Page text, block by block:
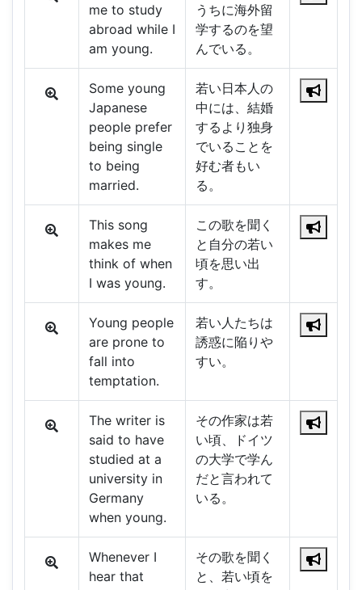
me to study
abroad while I
am young.
うちに海外留
学するのを望
んでいる。
Some young
Japanese
people prefer
being single
to being
married.
若い日本人の
中には、結婚
するより独身
でいることを
好む者もい
る。
This song
makes me
think of when
I was young.
この歌を聞く
と自分の若い
頃を思い出
す。
Young people
are prone to
fall into
temptation.
若い人たちは
誘惑に陥りや
すい。
The writer is
said to have
studied at a
university in
Germany
when young.
その作家は若
い頃、ドイツ
の大学で学ん
だと言われて
いる。
Whenever I
hear that
その歌を聞く
と、若い頃を